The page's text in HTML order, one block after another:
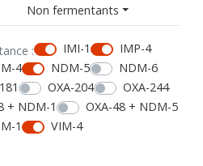
Non fermentants
: IMI-1
IMP-4
4 NDM-5
NDM-6
OXA-204
OXA-244
+ NDM-1
OXA-48 + NDM-5
1
VIM-4